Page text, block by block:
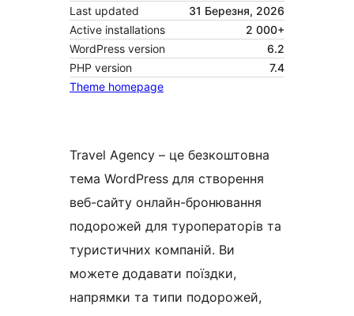
Last updated
31 Березня, 2026
Active installations
2 000+
WordPress version
6.2
PHP version
7.4
Theme homepage
Travel Agency – це безкоштовна
тема WordPress для створення
веб-сайту онлайн-бронювання
подорожей для туроператорів та
туристичних компаній. Ви
можете додавати поїздки,
напрямки та типи подорожей,